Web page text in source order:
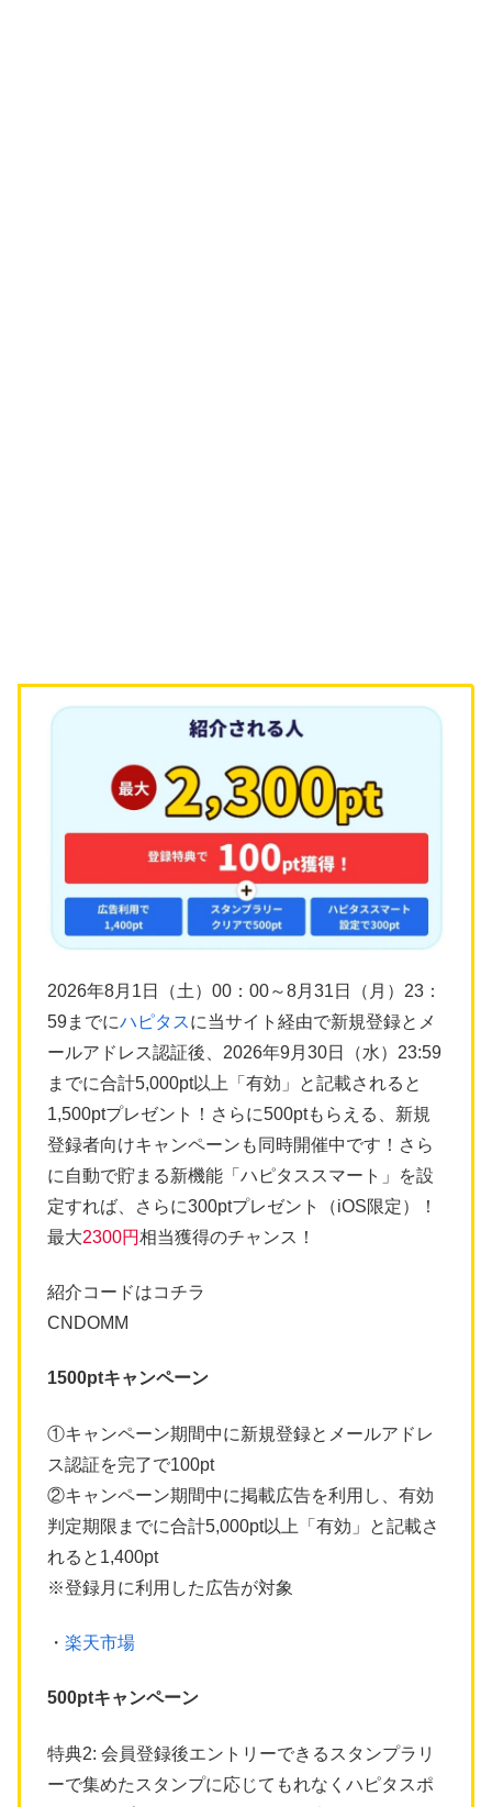
2026年8月1日（土）00：00～8月31日（月）23：
59までにハピタスに当サイト経由で新規登録とメ
ールアドレス認証後、2026年9月30日（水）23:59
までに合計5,000pt以上「有効」と記載されると
1,500ptプレゼント！さらに500ptもらえる、新規
登録者向けキャンペーンも同時開催中です！さら
に自動で貯まる新機能「ハピタススマート」を設
定すれば、さらに300ptプレゼント（iOS限定）！
最大2300円相当獲得のチャンス！
紹介コードはコチラ
CNDOMM
1500ptキャンペーン
①キャンペーン期間中に新規登録とメールアドレ
ス認証を完了で100pt
②キャンペーン期間中に掲載広告を利用し、有効
判定期限までに合計5,000pt以上「有効」と記載さ
れると1,400pt
※登録月に利用した広告が対象
・ 楽天市場
500ptキャンペーン
特典2: 会員登録後エントリーできるスタンプラリ
ーで集めたスタンプに応じてもれなくハピタスポ